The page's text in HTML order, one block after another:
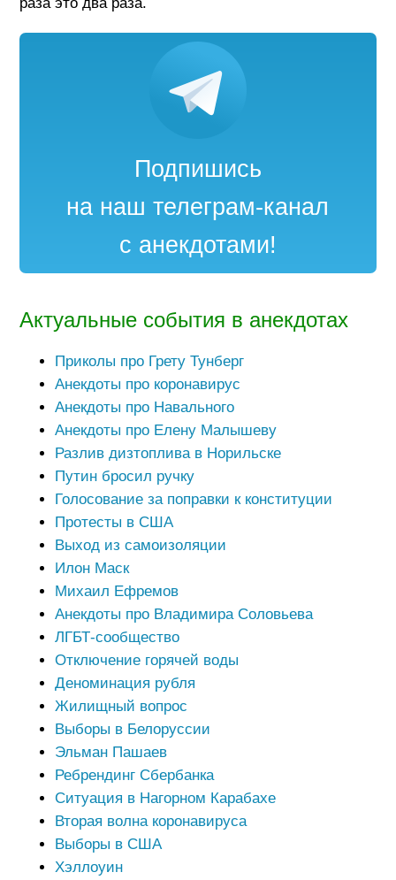
Подпишись
на наш телеграм-канал
с анекдотами!
Актуальные события в анекдотах
Приколы про Грету Тунберг
Анекдоты про коронавирус
Анекдоты про Навального
Анекдоты про Елену Малышеву
Разлив дизтоплива в Норильске
Путин бросил ручку
Голосование за поправки к конституции
Протесты в США
Выход из самоизоляции
Илон Маск
Михаил Ефремов
Анекдоты про Владимира Соловьева
ЛГБТ-сообщество
Отключение горячей воды
Деноминация рубля
Жилищный вопрос
Выборы в Белоруссии
Эльман Пашаев
Ребрендинг Сбербанка
Ситуация в Нагорном Карабахе
Вторая волна коронавируса
Выборы в США
Хэллоуин